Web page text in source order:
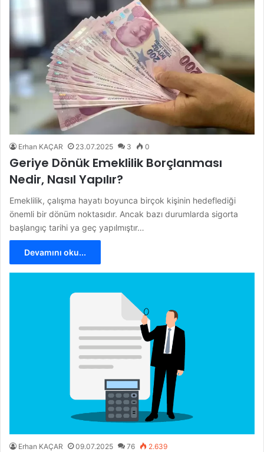
Erhan KAÇAR 23.07.2025 3 0
Geriye Dönük Emeklilik Borçlanması
Nedir, Nasıl Yapılır?
Emeklilik, çalışma hayatı boyunca birçok kişinin hedeflediği
önemli bir dönüm noktasıdır. Ancak bazı durumlarda sigorta
başlangıç tarihi ya geç yapılmıştır…
Devamını oku...
Erhan KAÇAR 09.07.2025 76 2.639